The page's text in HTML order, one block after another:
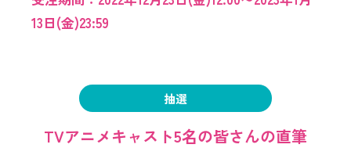
13日(金)23:59
抽選
TVアニメキャスト5名の皆さんの直筆